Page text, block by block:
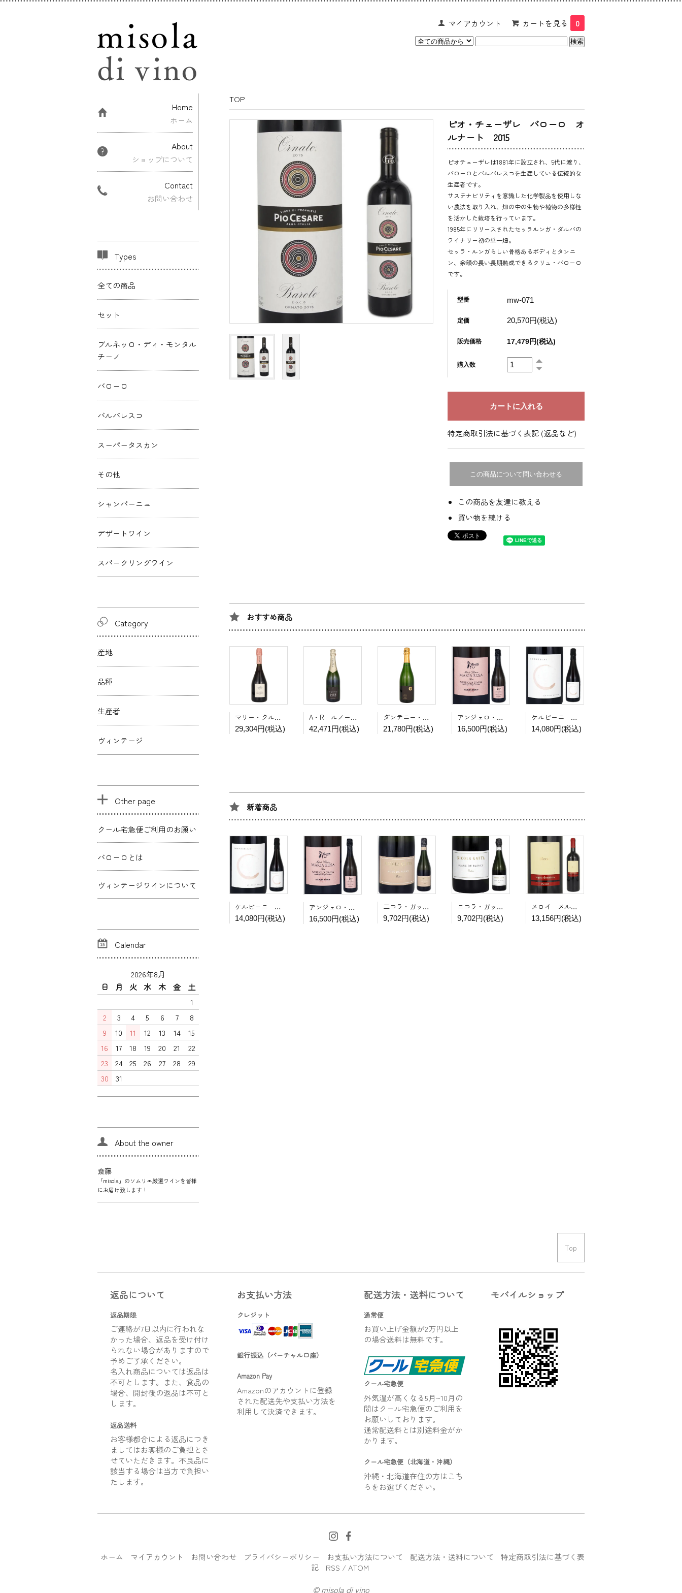
マイアカウント カートを見る 0
TOP
ピオ・チェーザレ バローロ オ
ルナート 2015
ピオチェーザレは1881年に設立され、5代に渡り、
バローロとバルバレスコを生産している伝統的な
生産者です。
サステナビリティを意識した化学製品を使用しな
い農法を取り入れ、畑の中の生物や植物の多様性
を活かした栽培を行っています。
1985年にリリースされたセッラルンガ・ダルバの
ワイナリー初の単一畑。
セッラ・ルンガらしい骨格あるボディとタンニ
ン、余韻の長い長期熟成できるクリュ・バローロ
です。
型番 mw-071
定価 20,570円(税込)
販売価格 17,479円(税込)
購入数
特定商取引法に基づく表記 (返品など)
この商品について問い合わせる
この商品を友達に教える
買い物を続ける
おすすめ商品
マリー・クルタン アンデュルジャンス エクストラ・ブリュット ロゼ 2009
29,304円(税込)
A・R ルノーブル グランクリュ ブラン・ド・ブラン 1988
42,471円(税込)
ダンテニー・マンジャン クロ・ジャカン・ソレイユ・ルヴァン・ブリュット
21,780円(税込)
アンジェロ・ネグロ ロゼ メトド・クラシコ ネッビオーロ・ダルバ 2017
16,500円(税込)
ケルビーニ レヴィス ロゼ NV
14,080円(税込)
新着商品
ケルビーニ レヴィス ロゼ NV
14,080円(税込)
アンジェロ・ネグロ ロゼ メトド・クラシコ ネッビオーロ・ダルバ 2017
16,500円(税込)
二コラ・ガッタ ロゼ ド ノワール NV
9,702円(税込)
ニコラ・ガッタ ブラン ド ブラン NV
9,702円(税込)
メロイ メルロー ヴィーニャ・ドミニン 2019
13,156円(税込)
Home
ホーム
About
ショップについて
Contact
お問い合わせ
Types
全ての商品
セット
ブルネッロ・ディ・モンタル
チーノ
バローロ
バルバレスコ
スーパータスカン
その他
シャンパーニュ
デザートワイン
スパークリングワイン
Category
産地
品種
生産者
ヴィンテージ
Other page
クール宅急便ご利用のお願い
バローロとは
ヴィンテージワインについて
Calendar
2026年8月
日
月 火 水 木 金
土
1
2
3 4 5 6 7
8
9
10 11 12 13 14
15
16
17 18 19 20 21
22
23
24 25 26 27 28
29
30
31
About the owner
斎藤
「misola」のソムリエ厳選ワインを皆様
にお届け致します！
Top
返品について
返品期限
ご連絡が7日以内に行われな
かった場合、返品を受け付け
られない場合がありますので
予めご了承ください。
名入れ商品については返品は
不可とします。また、食品の
場合、開封後の返品は不可と
します。
返品送料
お客様都合による返品につき
ましてはお客様のご負担とさ
せていただきます。不良品に
該当する場合は当方で負担い
たします。
お支払い方法
クレジット
銀行振込（バーチャル口座）
Amazon Pay
Amazonのアカウントに登録
された配送先や支払い方法を
利用して決済できます。
配送方法・送料について
通常便
お買い上げ金額が2万円以上
の場合送料は無料です。
クール宅急便
外気温が高くなる5月~10月の
間はクール宅急便のご利用を
お願いしております。
通常配送料とは別途料金がか
かります。
クール宅急便（北海道・沖縄）
沖縄・北海道在住の方はこち
らをお選びください。
モバイルショップ
ホーム マイアカウント お問い合わせ プライバシーポリシー お支払い方法について 配送方法・送料について
特定商取引法に基づく表
記
RSS / ATOM
© misola di vino